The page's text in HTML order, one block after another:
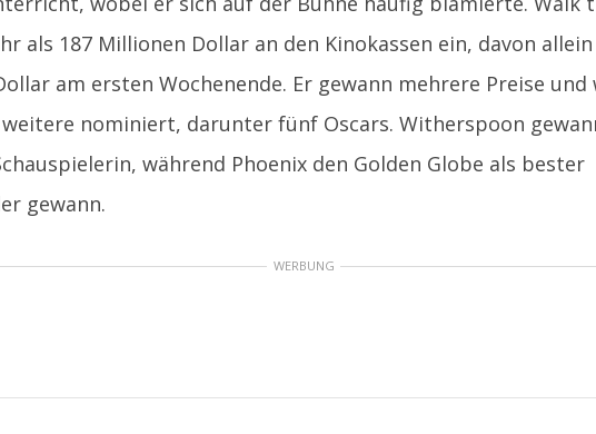
als 187 Millionen Dollar an den Kinokassen ein, davon allein
am ersten Wochenende. Er gewann mehrere Preise
nominiert, darunter fünf Oscars. Witherspoon
während Phoenix den Golden Globe als bester
gewann.
WERBUNG